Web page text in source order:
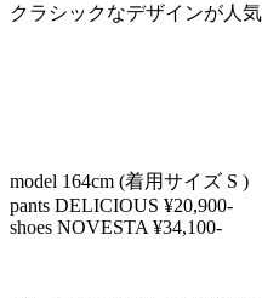
クラシックなデザインが人
model 164cm (着用サイズ S )
pants DELICIOUS ¥20,900-
shoes NOVESTA ¥34,100-